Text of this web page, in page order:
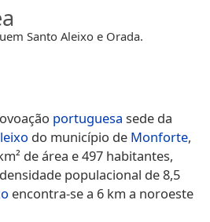
Santo Aleixo e Orada.
portuguesa sede da
do município de Monforte,
de área e 497 habitantes,
populacional de 8,5
encontra-se a 6 km a noroeste